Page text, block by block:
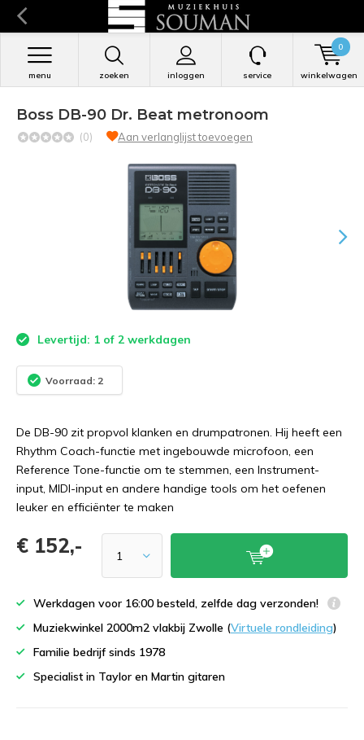
zoeken inloggen
menu service winkelwagen
0
Boss DB-90 Dr. Beat metronoom
(0) Aan verlanglijst toevoegen
Levertijd: 1 of 2 werkdagen
Voorraad: 2
De DB-90 zit propvol klanken en drumpatronen. Hij heeft een
Rhythm Coach-functie met ingebouwde microfoon, een
Reference Tone-functie om te stemmen, een Instrument-
input, MIDI-input en andere handige tools om het oefenen
leuker en efficiënter te maken
€ 152,-
Werkdagen voor 16:00 besteld, zelfde dag verzonden!
Muziekwinkel 2000m2 vlakbij Zwolle (Virtuele rondleiding)
Familie bedrijf sinds 1978
Specialist in Taylor en Martin gitaren